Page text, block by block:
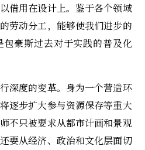
借用在设计上。鉴于各个领域
劳动分工，能够使我们进步的
豪斯过去对于实践的普及化
深度的变革。身为一个营造环
逐步扩大参与资源保存等重大
不只被要求从都市计画和景观
要从经济、政治和文化层面切